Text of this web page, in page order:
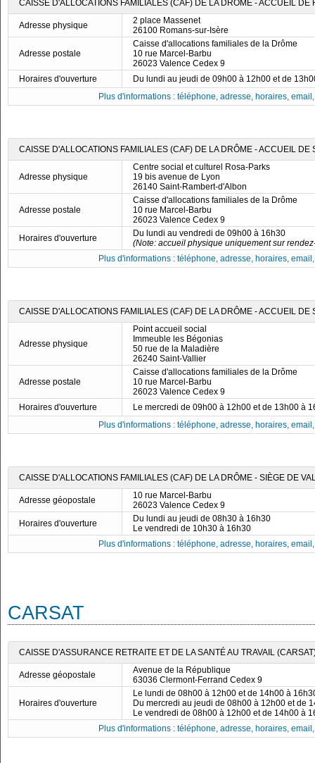
CAISSE D'ALLOCATIONS FAMILIALES (CAF) DE LA DRÔME - ACCUEIL DE
Adresse physique
2 place Massenet
26100 Romans-sur-Isère
Adresse postale
Caisse d'allocations familiales de la Drôme
10 rue Marcel-Barbu
26023 Valence Cedex 9
Horaires d'ouverture
Du lundi au jeudi de 09h00 à 12h00 et de
Plus d'informations : téléphone, adresse, horaires,
CAISSE D'ALLOCATIONS FAMILIALES (CAF) DE LA DRÔME - ACCUEIL DE
Adresse physique
Centre social et culturel Rosa-Parks
19 bis avenue de Lyon
26140 Saint-Rambert-d'Albon
Adresse postale
Caisse d'allocations familiales de la Drôme
10 rue Marcel-Barbu
26023 Valence Cedex 9
Horaires d'ouverture
Du lundi au vendredi de 09h00 à 16h30
(Note: accueil physique uniquement sur
Plus d'informations : téléphone, adresse, horaires,
CAISSE D'ALLOCATIONS FAMILIALES (CAF) DE LA DRÔME - ACCUEIL DE
Adresse physique
Point accueil social
Immeuble les Bégonias
50 rue de la Maladière
26240 Saint-Vallier
Adresse postale
Caisse d'allocations familiales de la Drôme
10 rue Marcel-Barbu
26023 Valence Cedex 9
Horaires d'ouverture
Le mercredi de 09h00 à 12h00 et de 13h00 à
Plus d'informations : téléphone, adresse, horaires,
CAISSE D'ALLOCATIONS FAMILIALES (CAF) DE LA DRÔME - SIÈGE DE
Adresse géopostale
10 rue Marcel-Barbu
26023 Valence Cedex 9
Horaires d'ouverture
Du lundi au jeudi de 08h30 à 16h30
Le vendredi de 10h30 à 16h30
Plus d'informations : téléphone, adresse, horaires,
CARSAT
CAISSE D'ASSURANCE RETRAITE ET DE LA SANTÉ AU TRAVAIL
Adresse géopostale
Avenue de la République
63036 Clermont-Ferrand Cedex 9
Horaires d'ouverture
Le lundi de 08h00 à 12h00 et de 14h00 à
Du mercredi au jeudi de 08h00 à 12h00 et de
Le vendredi de 08h00 à 12h00 et de 14h00 à
Plus d'informations : téléphone, adresse, horaires,